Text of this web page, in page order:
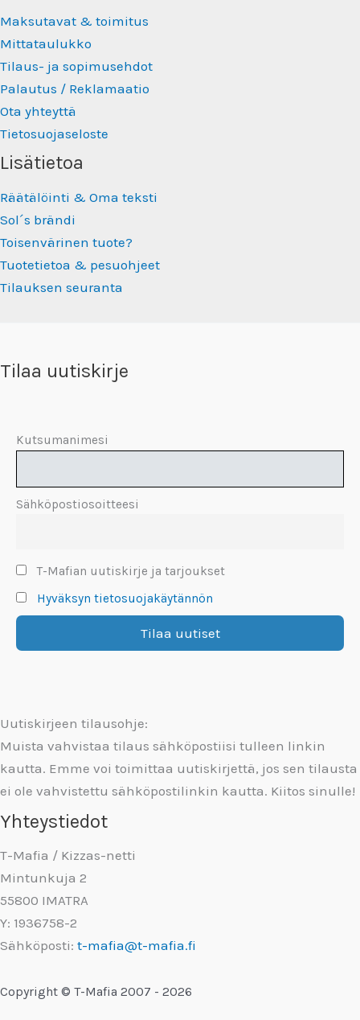
Maksutavat & toimitus
Mittataulukko
Tilaus- ja sopimusehdot
Palautus / Reklamaatio
Ota yhteyttä
Tietosuojaseloste
Lisätietoa
Räätälöinti & Oma teksti
Sol´s brändi
Toisenvärinen tuote?
Tuotetietoa & pesuohjeet
Tilauksen seuranta
Tilaa uutiskirje
Kutsumanimesi
Sähköpostiosoitteesi
T-Mafian uutiskirje ja tarjoukset
Hyväksyn tietosuojakäytännön
Uutiskirjeen tilausohje:
Muista vahvistaa tilaus sähköpostiisi tulleen linkin
kautta. Emme voi toimittaa uutiskirjettä, jos sen tilausta
ei ole vahvistettu sähköpostilinkin kautta. Kiitos sinulle!
Yhteystiedot
T-Mafia / Kizzas-netti
Mintunkuja 2
55800 IMATRA
Y: 1936758-2
Sähköposti: t-mafia@t-mafia.fi
Copyright © T-Mafia 2007 - 2026